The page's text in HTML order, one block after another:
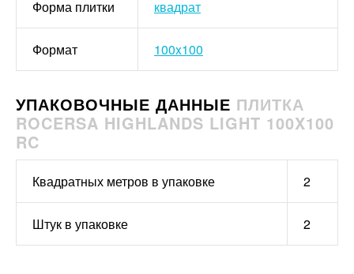
Форма плитки квадрат
Формат 100x100
УПАКОВОЧНЫЕ ДАННЫЕ ПЛИТКА
ROCERSA HIGHLANDS LIGHT 100X100
RC
Квадратных метров в упаковке 2
Штук в упаковке 2